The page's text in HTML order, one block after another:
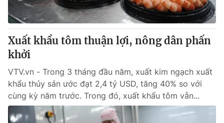
Xuất khẩu tôm thuận lợi, nông dân phấn
khởi
VTV.vn - Trong 3 tháng đầu năm, xuất kim ngạch xuất
khẩu thủy sản ước đạt 2,4 tỷ USD, tăng 40% so với
cùng kỳ năm trước. Trong đó, xuất khẩu tôm vẫn...